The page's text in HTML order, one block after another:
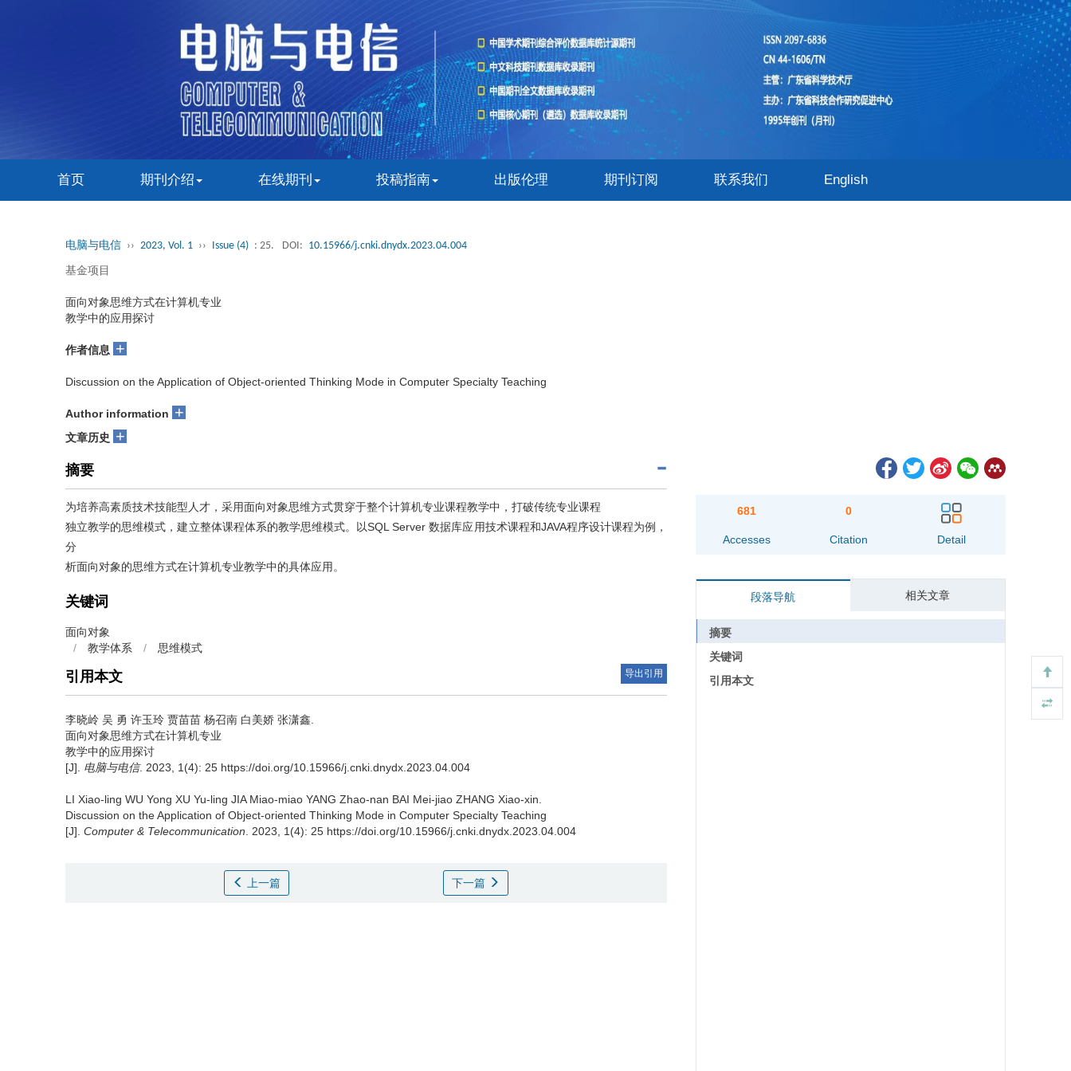
首页 期刊介绍 在线期刊 投稿指南 出版伦理 期刊订阅 联系我们 English
电脑与电信 ›› 2023, Vol. 1 ›› Issue (4) : 25. DOI: 10.15966/j.cnki.dnydx.2023.04.004
基金项目
面向对象思维方式在计算机专业
教学中的应用探讨
作者信息 +
Discussion on the Application of Object-oriented Thinking Mode in Computer Specialty Teaching
Author information +
文章历史 +
摘要
为培养高素质技术技能型人才，采用面向对象思维方式贯穿于整个计算机专业课程教学中，打破传统专业课程
独立教学的思维模式，建立整体课程体系的教学思维模式。以SQL Server 数据库应用技术课程和JAVA程序设计课程为例，
分
析面向对象的思维方式在计算机专业教学中的具体应用。
关键词
面向对象
/
教学体系 / 思维模式
引用本文 导出引用
李晓岭 吴 勇 许玉玲 贾苗苗 杨召南 白美娇 张潇鑫.
面向对象思维方式在计算机专业
教学中的应用探讨
[J]. 电脑与电信. 2023, 1(4): 25 https://doi.org/10.15966/j.cnki.dnydx.2023.04.004
LI Xiao-ling WU Yong XU Yu-ling JIA Miao-miao YANG Zhao-nan BAI Mei-jiao ZHANG Xiao-xin.
Discussion on the Application of Object-oriented Thinking Mode in Computer Specialty Teaching
[J]. Computer & Telecommunication . 2023, 1(4): 25 https://doi.org/10.15966/j.cnki.dnydx.2023.04.004
上一篇 下一篇
681
Accesses
0
Citation Detail
段落导航 相关文章
摘要
关键词
引用本文